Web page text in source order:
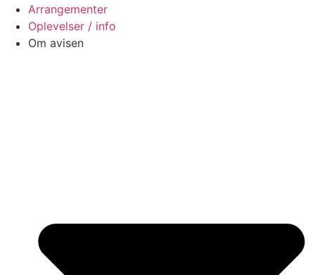
Arrangementer
Oplevelser / info
Om avisen